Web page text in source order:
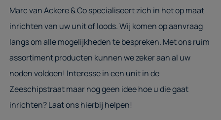
Marc van Ackere & Co specialiseert zich in het op maat
inrichten van uw unit of loods. Wij komen op aanvraag
langs om alle mogelijkheden te bespreken. Met ons ruim
assortiment producten kunnen we zeker aan al uw
noden voldoen! Interesse in een unit in de
Zeeschipstraat maar nog geen idee hoe u die gaat
inrichten? Laat ons hierbij helpen!